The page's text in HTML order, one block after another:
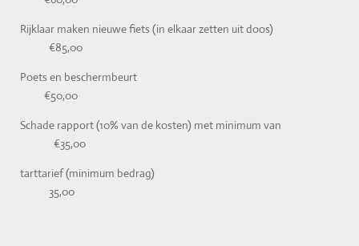
Rijklaar maken nieuwe fiets (in elkaar zetten uit doos)
€85,00
Poets en beschermbeurt
€50,00
Schade rapport (10% van de kosten) met minimum van
€35,00
tarttarief (minimum bedrag)
35,00